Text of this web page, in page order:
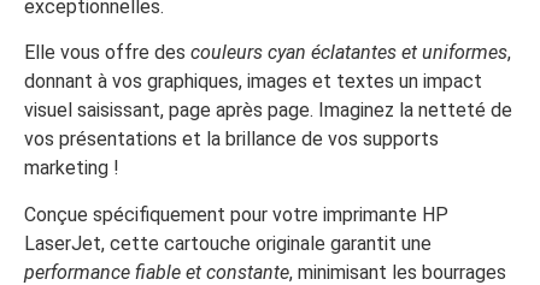
exceptionnelles.
Elle vous offre des couleurs cyan éclatantes et uniformes,
donnant à vos graphiques, images et textes un impact
visuel saisissant, page après page. Imaginez la netteté de
vos présentations et la brillance de vos supports
marketing !
Conçue spécifiquement pour votre imprimante HP
LaserJet, cette cartouche originale garantit une
performance fiable et constante, minimisant les bourrages